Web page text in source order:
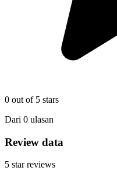
0 out of 5 stars
Dari 0 ulasan
Review data
5 star reviews